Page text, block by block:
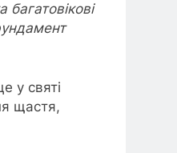
у святі
щастя,